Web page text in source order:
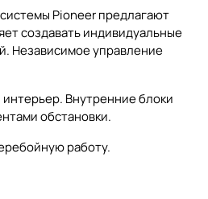
Pioneer предлагают
создавать индивидуальные
Независимое управление
Внутренние блоки
обстановки.
работу.